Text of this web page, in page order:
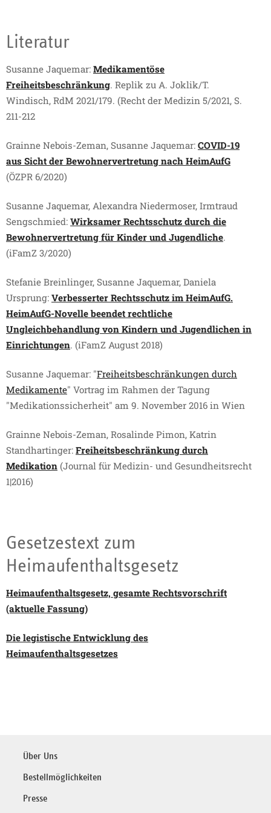
Überprüfung der Freiheitsbeschränkung. Im
Interessen des:der Bewoher:in.
Literatur
Susanne Jaquemar: Medikamentöse
Freiheitsbeschränkung. Replik zu A. Joklik/T.
Windisch, RdM 2021/179. (Recht der Medizin 5/2021, S.
211-212
Grainne Nebois-Zeman, Susanne Jaquemar: COVID-19
aus Sicht der Bewohnervertretung nach HeimAufG
(ÖZPR 6/2020)
Susanne Jaquemar, Alexandra Niedermoser, Irmtraud
Sengschmied: Wirksamer Rechtsschutz durch die
Bewohnervertretung für Kinder und Jugendliche.
(iFamZ 3/2020)
Stefanie Breinlinger, Susanne Jaquemar, Daniela
Ursprung: Verbesserter Rechtsschutz im HeimAufG.
HeimAufG-Novelle beendet rechtliche
Ungleichbehandlung von Kindern und Jugendlichen in
Einrichtungen. (iFamZ August 2018)
Susanne Jaquemar: "Freiheitsbeschränkungen durch
Medikamente" Vortrag im Rahmen der Tagung
"Medikationssicherheit" am 9. November 2016 in Wien
Grainne Nebois-Zeman, Rosalinde Pimon, Katrin
Standhartinger: Freiheitsbeschränkung durch
Medikation (Journal für Medizin- und Gesundheitsrecht
1|2016)
Gesetzestext zum
Heimaufenthaltsgesetz
Heimaufenthaltsgesetz, gesamte Rechtsvorschrift
(aktuelle Fassung)
Die legistische Entwicklung des
Heimaufenthaltsgesetzes
Über Uns
Bestellmöglichkeiten
Presse